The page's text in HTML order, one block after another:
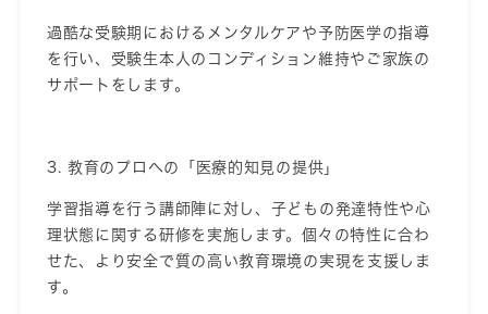
過酷な受験期におけるメンタル ケアや予防医学の指導
を行い、受験生本人のコンディション維持やご家族の
サポートをします。
3.教育のプロへの「医療的知見の提供」
学習指導を行う講師陣に対し、子どもの発達特性や心
理状態に関する研修を実施します。個々の特性に合わ
せた、より安全で質の高い教育環境の実現を支援しま
す。